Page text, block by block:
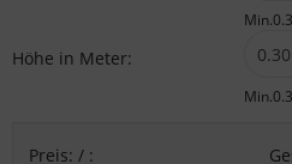
Höhe in Meter:
Preis: / :